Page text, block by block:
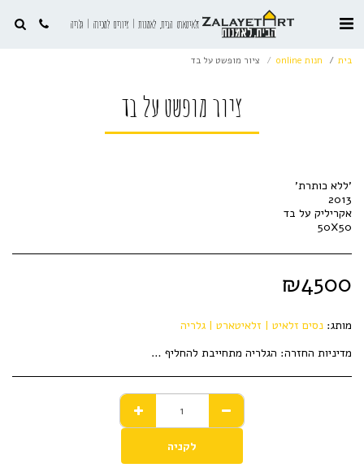
זלאיטארט הבית, לאמנות | ציורים למכירה | גלריה
בית חנות online ציור מופשט על בד
ציור מופשט על בד
50X50
₪4500
מותג: נסים זלאיט | זלאיטארט | גלריה
מדיניות החזרה: הגלריה מתחייבת להחליף או להחזיר את תמורת הציור תוך 14 יום מהגעת הציור לבית הלקוח. התחייבות זו בתוקף אך ורק במידה שהציור מוחזר לגלריה על ידי הרוכש והינו במצב תקין ושלם ללא קילופי צבע, קרעים או כל פגם אחר שהתרחש לאחר הגעת הציור בבית הלקוח.
לקניה